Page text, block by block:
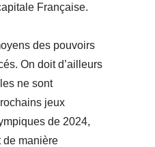
Française.
des pouvoirs
On doit d’ailleurs
ne sont
jeux
de 2024,
de manière